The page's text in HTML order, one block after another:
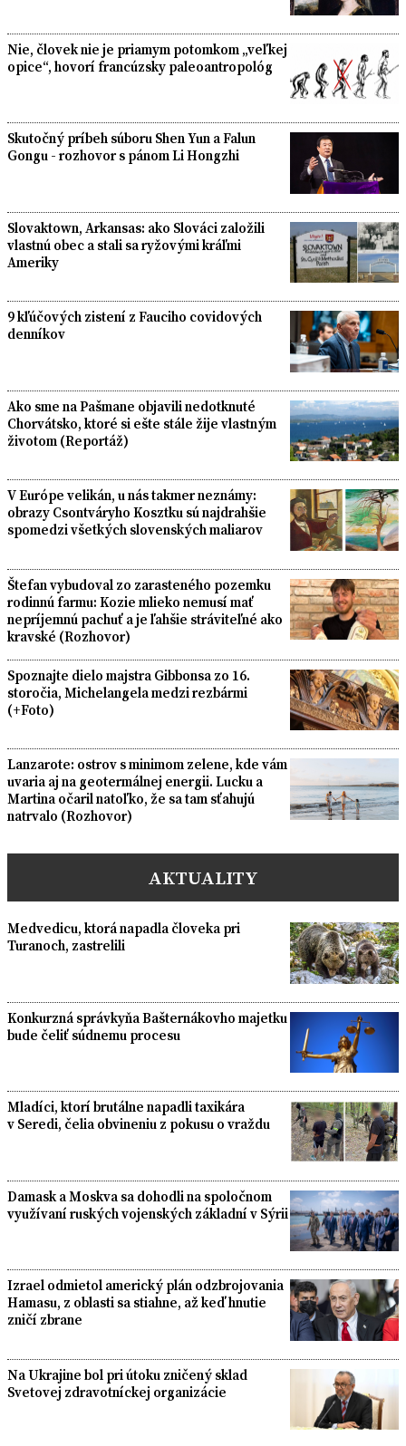
Nie, človek nie je priamym potomkom „veľkej
opice“, hovorí francúzsky paleoantropológ
Skutočný príbeh súboru Shen Yun a Falun
Gongu - rozhovor s pánom Li Hongzhi
Slovaktown, Arkansas: ako Slováci založili
vlastnú obec a stali sa ryžovými kráľmi
Ameriky
9 kľúčových zistení z Fauciho covidových
denníkov
Ako sme na Pašmane objavili nedotknuté
Chorvátsko, ktoré si ešte stále žije vlastným
životom (Reportáž)
V Európe velikán, u nás takmer neznámy:
obrazy Csontváryho Kosztku sú najdrahšie
spomedzi všetkých slovenských maliarov
Štefan vybudoval zo zarasteného pozemku
rodinnú farmu: Kozie mlieko nemusí mať
nepríjemnú pachuť a je ľahšie stráviteľné ako
kravské (Rozhovor)
Spoznajte dielo majstra Gibbonsa zo 16.
storočia, Michelangela medzi rezbármi
(+Foto)
Lanzarote: ostrov s minimom zelene, kde vám
uvaria aj na geotermálnej energii. Lucku a
Martina očaril natoľko, že sa tam sťahujú
natrvalo (Rozhovor)
AKTUALITY
Medvedicu, ktorá napadla človeka pri
Turanoch, zastrelili
Konkurzná správkyňa Bašternákovho majetku
bude čeliť súdnemu procesu
Mladíci, ktorí brutálne napadli taxikára
v Seredi, čelia obvineniu z pokusu o vraždu
Damask a Moskva sa dohodli na spoločnom
využívaní ruských vojenských základní v Sýrii
Izrael odmietol americký plán odzbrojovania
Hamasu, z oblasti sa stiahne, až keď hnutie
zničí zbrane
Na Ukrajine bol pri útoku zničený sklad
Svetovej zdravotníckej organizácie